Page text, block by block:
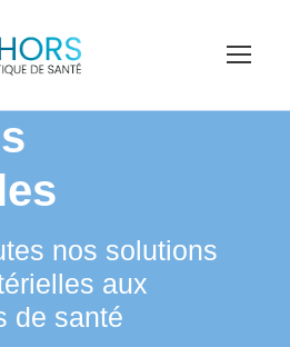
nos solutions
aux
de santé